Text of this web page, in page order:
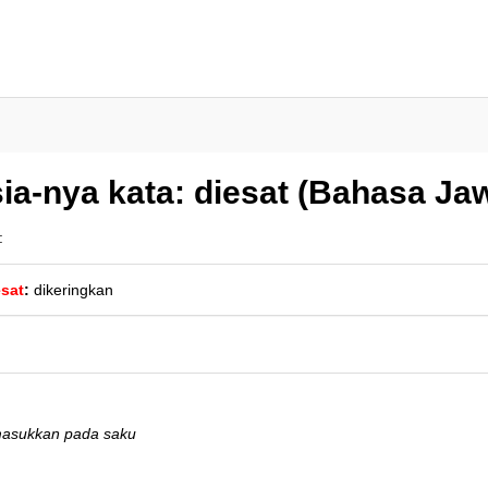
nya kata: diesat (Bahasa
:
: dikeringkan
pada saku